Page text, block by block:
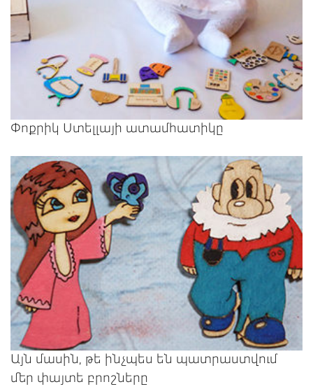
Փոքրիկ Ստելլայի ատամհատիկը
Այն մասին, թե ինչպես են պատրաստվում
մեր փայտե բրոշները